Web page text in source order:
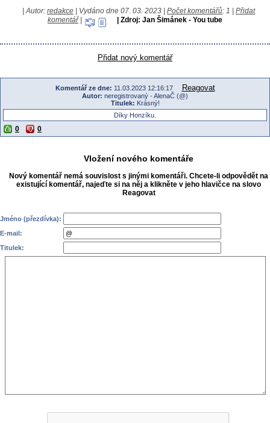
| Autor: redakce | Vydáno dne 07. 03. 2023 | Počet komentářů: 1 | Přidat
komentář| | Zdroj: Jan Šimánek - You tube
Přidat nový komentář
Komentář ze dne: 11.03.2023 12:16:17 Reagovat
Autor: neregistrovaný - AlenaČ (@)
Titulek: Krásný!
Díky Honzíku.
0 0
Vložení nového komentáře
Nový komentář nemá souvislost s jinými komentáři. Chcete-li odpovědět na
existující komentář, najeďte si na něj a klikněte v jeho hlavičce na slovo
Reagovat
Jméno (přezdívka):
E-mail:
Titulek: